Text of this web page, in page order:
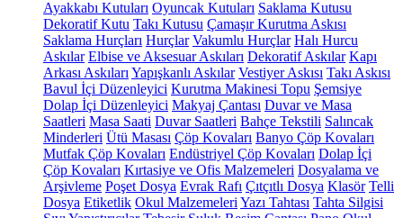
Ayakkabı Kutuları Oyuncak Kutuları Saklama Kutusu
Dekoratif Kutu Takı Kutusu Çamaşır Kurutma Askısı
Saklama Hurçları Hurçlar Vakumlu Hurçlar Halı Hurcu
Askılar Elbise ve Aksesuar Askıları Dekoratif Askılar Kapı
Arkası Askıları Yapışkanlı Askılar Vestiyer Askısı Takı Askısı
Bavul İçi Düzenleyici Kurutma Makinesi Topu Şemsiye
Dolap İçi Düzenleyici Makyaj Çantası Duvar ve Masa
Saatleri Masa Saati Duvar Saatleri Bahçe Tekstili Salıncak
Minderleri Ütü Masası Çöp Kovaları Banyo Çöp Kovaları
Mutfak Çöp Kovaları Endüstriyel Çöp Kovaları Dolap İçi
Çöp Kovaları Kırtasiye ve Ofis Malzemeleri Dosyalama ve
Arşivleme Poşet Dosya Evrak Rafı Çıtçıtlı Dosya Klasör Telli
Dosya Etiketlik Okul Malzemeleri Yazı Tahtası Tahta Silgisi